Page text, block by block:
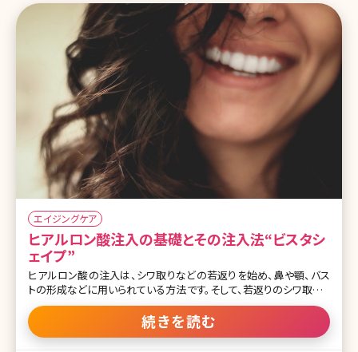
エイジングケア
ヒアルロン酸注入の基礎とその注入法“ビスタシ
ェイプ”
ヒアルロン酸の注入は、シワ取りなどの若返りを始め、鼻や顎、バス
トの形成などに用いられている方法です。そして、若返りのシワ取りと
いえば、ボツリヌス治療（ボトックス）もよく知られていますね。ヒアル
ロン酸注入やボツリヌス治療はそれぞれに異なった特徴を持ち、そ
れぞれに若返りのシワ取りを実現させる方法ですが、現在では、より
続きを読む